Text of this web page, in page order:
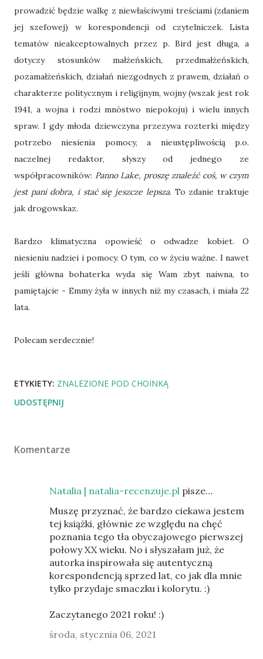
prowadzić będzie walkę z niewłaściwymi treściami (zdaniem
jej szefowej) w korespondencji od czytelniczek. Lista
tematów nieakceptowalnych przez p. Bird jest długa, a
dotyczy stosunków małżeńskich, przedmałżeńskich,
pozamałżeńskich, działań niezgodnych z prawem, działań o
charakterze politycznym i religijnym, wojny (wszak jest rok
1941, a wojna i rodzi mnóstwo niepokoju) i wielu innych
spraw. I gdy młoda dziewczyna przezywa rozterki między
potrzebo niesienia pomocy, a nieustępliwością p.o.
naczelnej redaktor, słyszy od jednego ze
współpracowników: Panno Lake, proszę znaleźć coś, w czym
jest pani dobra, i stać się jeszcze lepsza. To zdanie traktuje
jak drogowskaz.
Bardzo klimatyczna opowieść o odwadze kobiet. O
niesieniu nadziei i pomocy. O tym, co w życiu ważne. I nawet
jeśli główna bohaterka wyda się Wam zbyt naiwna, to
pamiętajcie - Emmy żyła w innych niż my czasach, i miała 22
lata.
Polecam serdecznie!
ETYKIETY: ZNALEZIONE POD CHOINKĄ
UDOSTĘPNIJ
Komentarze
Natalia | natalia-recenzuje.pl pisze…
Muszę przyznać, że bardzo ciekawa jestem
tej książki, głównie ze względu na chęć
poznania tego tła obyczajowego pierwszej
połowy XX wieku. No i słyszałam już, że
autorka inspirowała się autentyczną
korespondencją sprzed lat, co jak dla mnie
tylko przydaje smaczku i kolorytu. :)
Zaczytanego 2021 roku! :)
środa, stycznia 06, 2021